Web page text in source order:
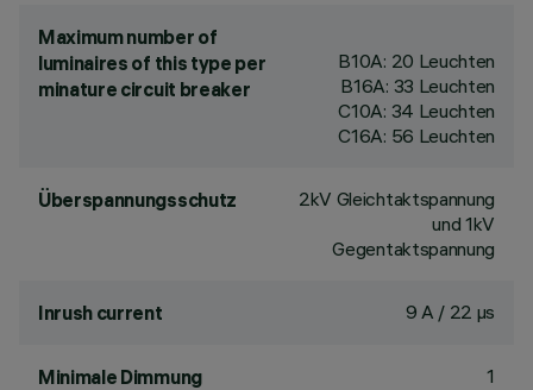
Maximum number of
luminaires of this type per
minature circuit breaker
B10A: 20 Leuchten
B16A: 33 Leuchten
C10A: 34 Leuchten
C16A: 56 Leuchten
Überspannungsschutz
2kV Gleichtaktspannung
und 1kV
Gegentaktspannung
Inrush current 9 A / 22 µs
Minimale Dimmung 1